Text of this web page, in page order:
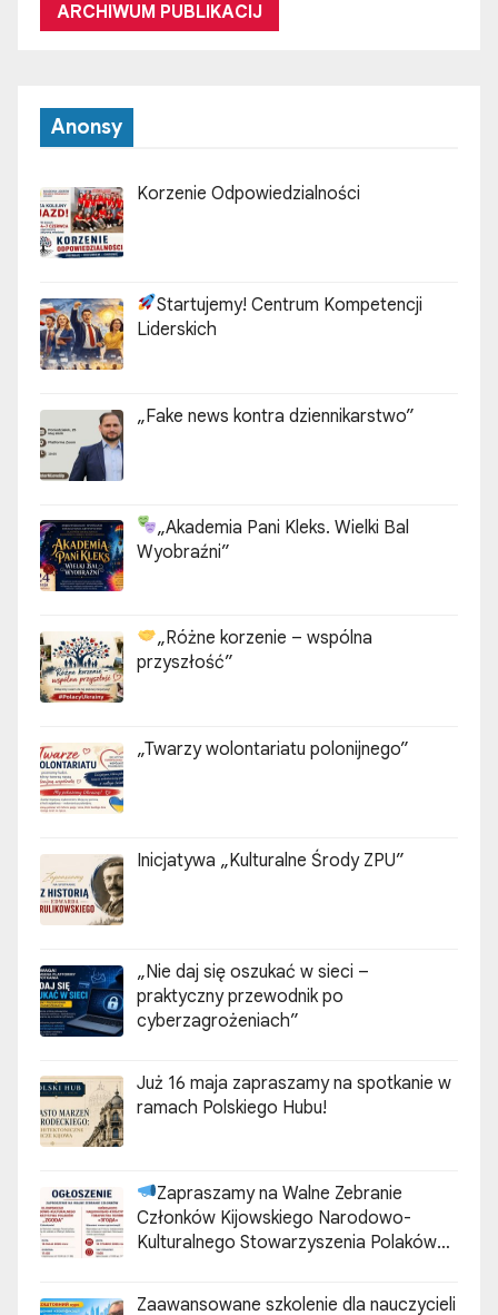
ARCHIWUM PUBLIKACIJ
Anonsy
Korzenie Odpowiedzialności
Startujemy! Centrum Kompetencji
Liderskich
„Fake news kontra dziennikarstwo”
„Akademia Pani Kleks. Wielki Bal
Wyobraźni”
„Różne korzenie – wspólna
przyszłość”
„Twarzy wolontariatu polonijnego”
Inicjatywa „Kulturalne Środy ZPU”
„Nie daj się oszukać w sieci –
praktyczny przewodnik po
cyberzagrożeniach”
Już 16 maja zapraszamy na spotkanie w
ramach Polskiego Hubu!
Zapraszamy na Walne Zebranie
Członków Kijowskiego Narodowo-
Kulturalnego Stowarzyszenia Polaków
Zaawansowane szkolenie dla nauczycieli